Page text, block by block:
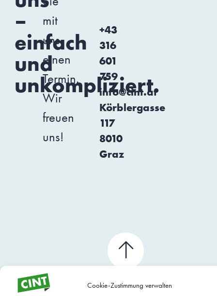
Cookie-Zustimmung verwalten
–
einfach
und
unkompliziert.
mit
uns
einen
Termin.
Wir
freuen
uns!
Körblergasse
117
8010
Graz
+43
316
601
759
info@cint.at